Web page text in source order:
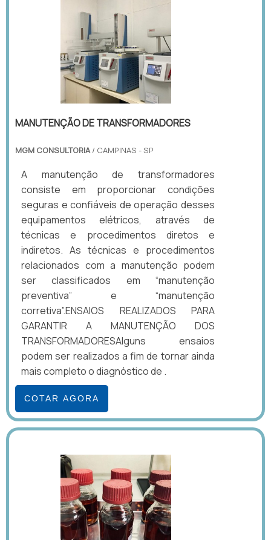
MANUTENÇÃO DE TRANSFORMADORES
MGM CONSULTORIA/ CAMPINAS - SP
A manutenção de transformadores
consiste em proporcionar condições
seguras e confiáveis de operação desses
equipamentos elétricos, através de
técnicas e procedimentos diretos e
indiretos. As técnicas e procedimentos
relacionados com a manutenção podem
ser classificados em “manutenção
preventiva” e “manutenção
corretiva”.ENSAIOS REALIZADOS PARA
GARANTIR A MANUTENÇÃO DOS
TRANSFORMADORESAlguns ensaios
podem ser realizados a fim de tornar ainda
mais completo o diagnóstico de .
COTAR AGORA